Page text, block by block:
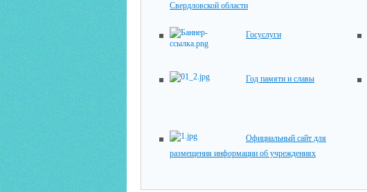
Свердловской области
Госуслуги
Год памяти и славы
Официальный сайт для
размещения информации об учреждениях